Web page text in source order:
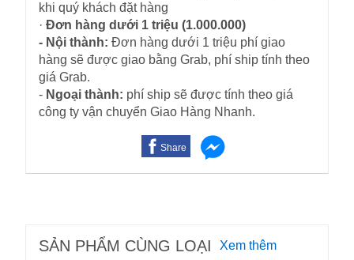
khi quý khách đặt hàng
· Đơn hàng dưới 1 triệu (1.000.000)
- Nội thành: Đơn hàng dưới 1 triệu phí giao
hàng sẽ được giao bằng Grab, phí ship tính theo
giá Grab.
- Ngoại thành: phí ship sẽ được tính theo giá
công ty vận chuyển Giao Hàng Nhanh.
Share
SẢN PHẨM CÙNG LOẠI Xem thêm